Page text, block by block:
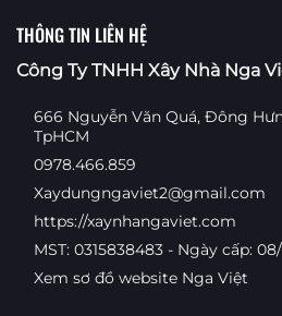
THÔNG TIN LIÊN HỆ
Công Ty TNHH Xây Nhà Nga
666 Nguyễn Văn Quá, Đông
TpHCM
0978.466.859
Xaydungngaviet2@gmail.com
https://xaynhangaviet.com
MST: 0315838483 - Ngày cấp:
Xem sơ đồ website Nga Việt